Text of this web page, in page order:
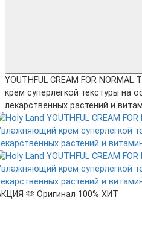
YOUTHFUL CREAM FOR
крем суперлегкой текстуры на
лекарственных растений и
🫶 Оригинал 100% ХИТ